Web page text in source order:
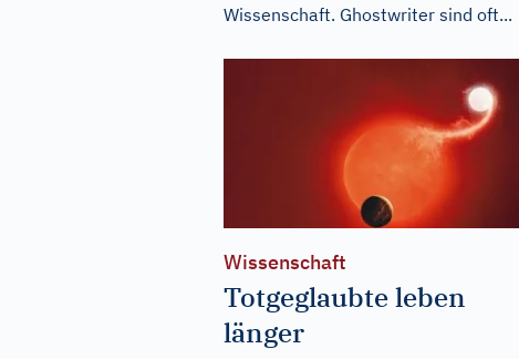
Wissenschaft. Ghostwriter sind oft...
Wissenschaft
Totgeglaubte leben
länger